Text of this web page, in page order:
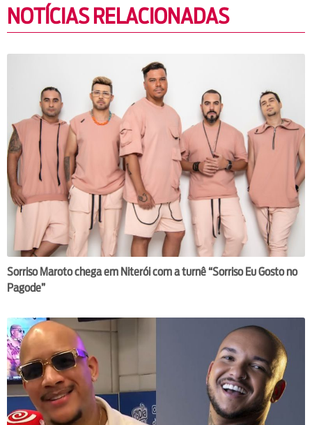
NOTÍCIAS RELACIONADAS
Sorriso Maroto chega em Niterói com a turnê “Sorriso Eu Gosto no
Pagode”